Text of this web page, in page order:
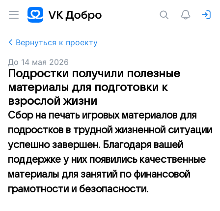
Вернуться к проекту
До 14 мая 2026
Подростки получили полезные
материалы для подготовки к
взрослой жизни
Сбор на печать игровых материалов для
подростков в трудной жизненной ситуации
успешно завершен. Благодаря вашей
поддержке у них появились качественные
материалы для занятий по финансовой
грамотности и безопасности.